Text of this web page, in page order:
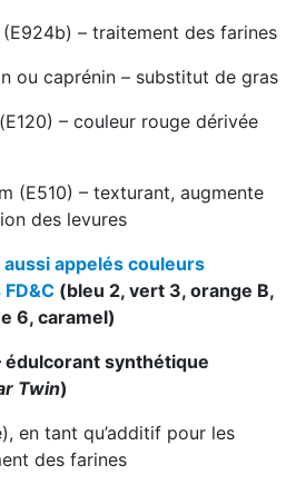
– traitement des farines
ou caprénin – substitut de gras
– couleur rouge dérivée
(E510) – texturant, augmente
des levures
appelés couleurs
(bleu 2, vert 3, orange B,
6, caramel)
édulcorant synthétique
Twin)
en tant qu’additif pour les
des farines